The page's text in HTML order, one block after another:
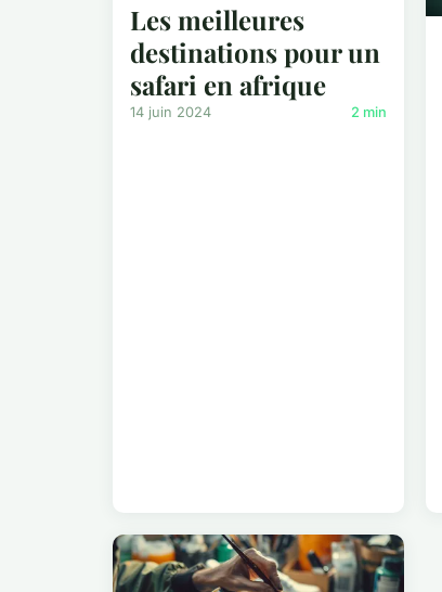
Les meilleures
destinations pour un
safari en afrique
14 juin 2024 2 min